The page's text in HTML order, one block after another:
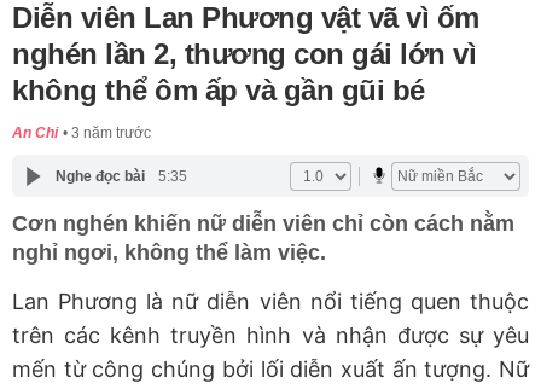
Diễn viên Lan Phương vật vã vì ốm
nghén lần 2, thương con gái lớn vì
không thể ôm ấp và gần gũi bé
An Chi 3 năm trước
Nghe đọc bài 5:35
Cơn nghén khiến nữ diễn viên chỉ còn cách nằm
nghỉ ngơi, không thể làm việc.
Lan Phương là nữ diễn viên nổi tiếng quen thuộc
trên các kênh truyền hình và nhận được sự yêu
mến từ công chúng bởi lối diễn xuất ấn tượng. Nữ